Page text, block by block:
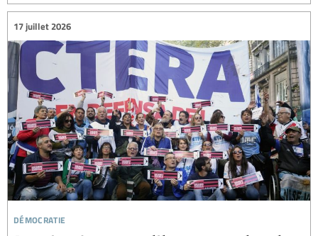
démocratie
17 juillet 2026